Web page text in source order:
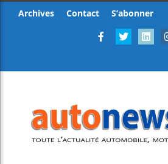
Archives Contact S’abonner